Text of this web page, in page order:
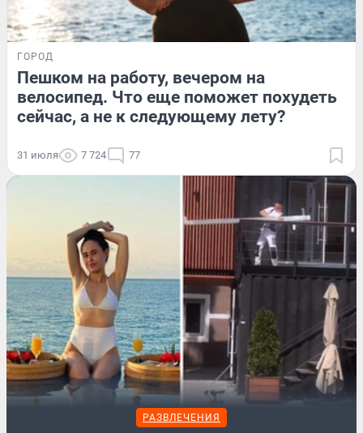
ГОРОД
Пешком на работу, вечером на
велосипед. Что еще поможет похудеть
сейчас, а не к следующему лету?
31 июля 7 724 77
РАЗВЛЕЧЕНИЯ